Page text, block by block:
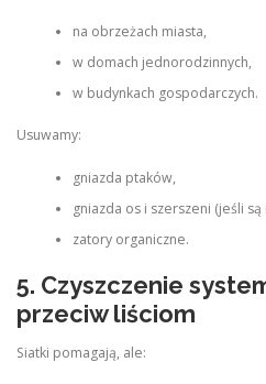
na obrzeżach miasta,
w domach jednorodzinnych,
w budynkach gospodarczych.
Usuwamy:
gniazda ptaków,
gniazda os i szerszeni (jeśli
zatory organiczne.
5. Czyszczenie
przeciw liściom
Siatki pomagają, ale: